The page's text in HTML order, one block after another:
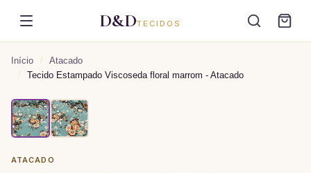
D&DTECIDOS
Início / Atacado
/ Tecido Estampado Viscoseda floral marrom - Atacado
ATACADO